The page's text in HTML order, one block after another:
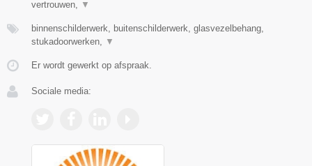
vertrouwen,
▼
binnenschilderwerk, buitenschilderwerk, glasvezelbehang,
stukadoorwerken,
▼
Er wordt gewerkt op afspraak.
Sociale media: